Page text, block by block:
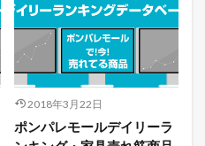
2018年3月22日
ポンパレモールデイリーラ